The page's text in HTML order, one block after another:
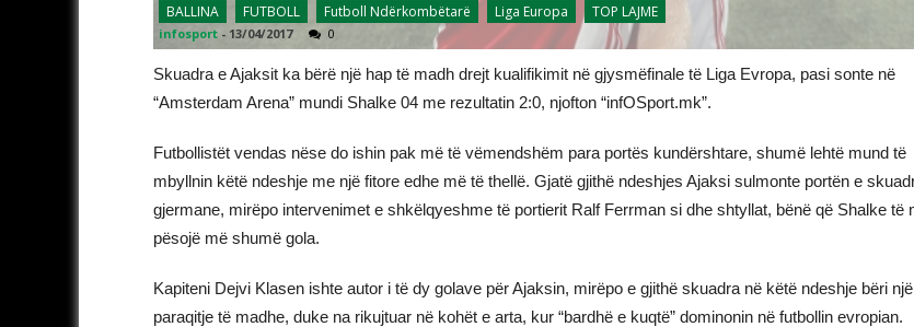
BALLINA FUTBOLL Futboll Ndërkombëtarë Liga Europa TOP LAJME
infosport - 13/04/2017 0
Skuadra e Ajaksit ka bërë një hap të madh drejt kualifikimit në gjysmëfinale të Liga Evropa, pasi sonte në
“Amsterdam Arena” mundi Shalke 04 me rezultatin 2:0, njofton “infOSport.mk”.
Futbollistët vendas nëse do ishin pak më të vëmendshëm para portës kundërshtare, shumë lehtë mund të
mbyllnin këtë ndeshje me një fitore edhe më të thellë. Gjatë gjithë ndeshjes Ajaksi sulmonte portën e
gjermane, mirëpo intervenimet e shkëlqyeshme të portierit Ralf Ferrman si dhe shtyllat, bënë që Shalke të
pësojë më shumë gola.
Kapiteni Dejvi Klasen ishte autor i të dy golave për Ajaksin, mirëpo e gjithë skuadra në këtë ndeshje bëri një
paraqitje të madhe, duke na rikujtuar në kohët e arta, kur “bardhë e kuqtë” dominonin në futbollin evropian.